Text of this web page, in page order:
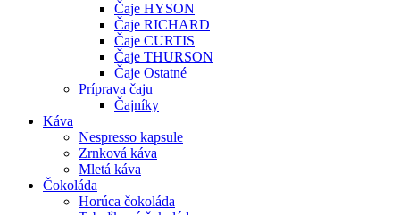
Čaje HYSON
Čaje RICHARD
Čaje CURTIS
Čaje THURSON
Čaje Ostatné
Príprava čaju
Čajníky
Káva
Nespresso kapsule
Zrnková káva
Mletá káva
Čokoláda
Horúca čokoláda